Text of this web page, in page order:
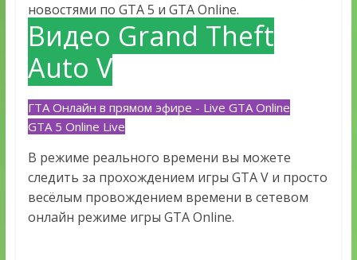
новостями по GTA 5 и GTA Online.
Видео Grand Theft
Auto V
ГТА Онлайн в прямом эфире - Live GTA Online
GTA 5 Online Live
В режиме реального времени вы можете
следить за прохождением игры GTA V и просто
весёлым провождением времени в сетевом
онлайн режиме игры GTA Online.